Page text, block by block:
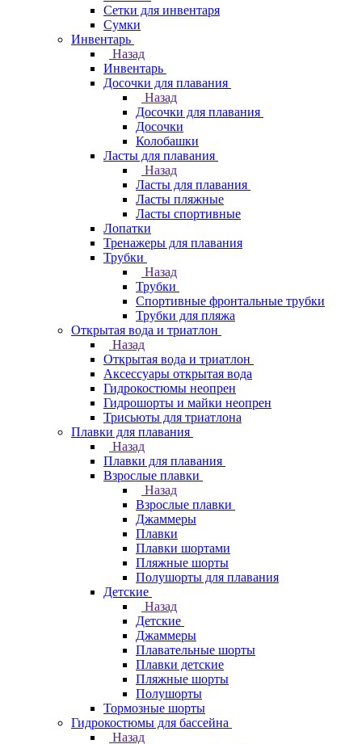
Сетки для инвентаря
Сумки
Инвентарь
Назад
Инвентарь
Досочки для плавания
Назад
Досочки для плавания
Досочки
Колобашки
Ласты для плавания
Назад
Ласты для плавания
Ласты пляжные
Ласты спортивные
Лопатки
Тренажеры для плавания
Трубки
Назад
Трубки
Спортивные фронтальные трубки
Трубки для пляжа
Открытая вода и триатлон
Назад
Открытая вода и триатлон
Аксессуары открытая вода
Гидрокостюмы неопрен
Гидрошорты и майки неопрен
Трисьюты для триатлона
Плавки для плавания
Назад
Плавки для плавания
Взрослые плавки
Назад
Взрослые плавки
Джаммеры
Плавки
Плавки шортами
Пляжные шорты
Полушорты для плавания
Детские
Назад
Детские
Джаммеры
Плавательные шорты
Плавки детские
Пляжные шорты
Полушорты
Тормозные шорты
Гидрокостюмы для бассейна
Назад